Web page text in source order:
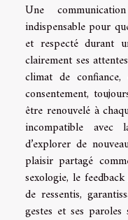
Une
indispensable pour
et respecté durant
clairement ses
climat de
consentement,
être renouvelé à
incompatible avec
d’explorer de
plaisir partagé
sexologie, le
de ressentis,
gestes et ses